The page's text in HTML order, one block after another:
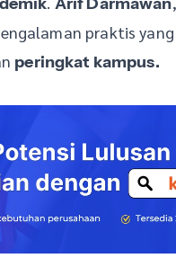
praktis
peringkat kampus.